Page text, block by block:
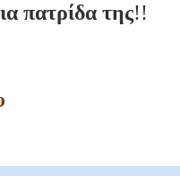
πατρίδα της!!